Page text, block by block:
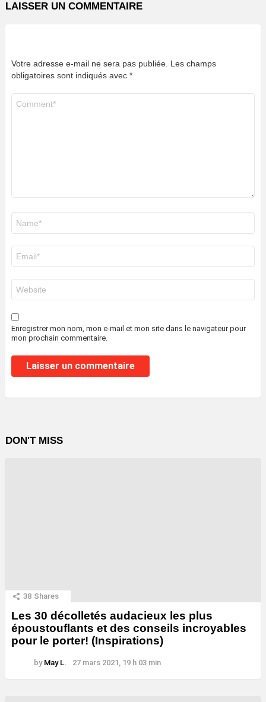
LAISSER UN COMMENTAIRE
Votre adresse e-mail ne sera pas publiée. Les champs
obligatoires sont indiqués avec *
mail
*
web
Enregistrer mon nom, mon e-mail et mon site dans le navigateur pour
mon prochain commentaire.
DON'T MISS
38 Shares
Les 30 décolletés audacieux les plus
époustouflants et des conseils incroyables
pour le porter! (Inspirations)
by May L. 27 mars 2021, 19 h 03 min